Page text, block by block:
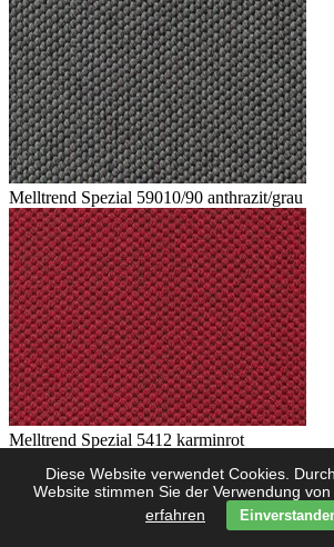
Diese Website verwendet Cookies.
Website stimmen Sie der Verwendung von
erfahren
Melltrend Spezial 59010/90 anthrazit/grau
Melltrend Spezial 5412 karminrot